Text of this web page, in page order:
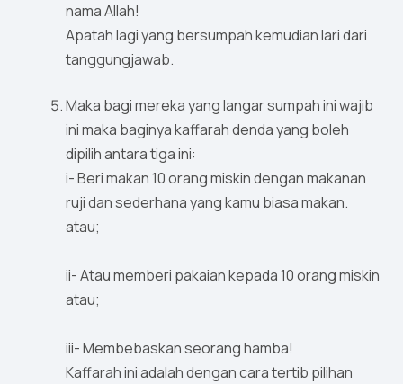
nama Allah!
Apatah lagi yang bersumpah kemudian lari dari
tanggungjawab.
Maka bagi mereka yang langar sumpah ini wajib
ini maka baginya kaffarah denda yang boleh
dipilih antara tiga ini:
i- Beri makan 10 orang miskin dengan makanan
ruji dan sederhana yang kamu biasa makan.
atau;
ii- Atau memberi pakaian kepada 10 orang miskin
atau;
iii- Membebaskan seorang hamba!
Kaffarah ini adalah dengan cara tertib pilihan